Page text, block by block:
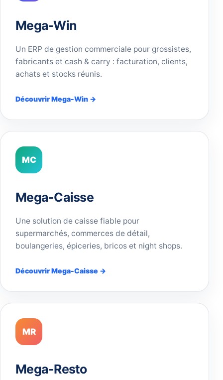
Mega-Win
Un ERP de gestion commerciale pour grossistes,
fabricants et cash & carry : facturation, clients,
achats et stocks réunis.
Découvrir Mega-Win →
MC
Mega-Caisse
Une solution de caisse fiable pour
supermarchés, commerces de détail,
boulangeries, épiceries, bricos et night shops.
Découvrir Mega-Caisse →
MR
Mega-Resto